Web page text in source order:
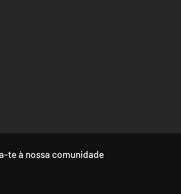
te à nossa comunidade